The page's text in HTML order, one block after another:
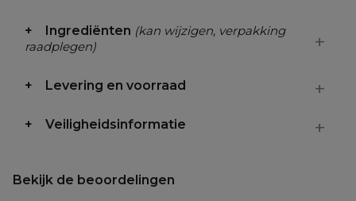
Ingrediënten (kan wijzigen, verpakking
raadplegen)
Levering en voorraad
Veiligheidsinformatie
Bekijk de beoordelingen